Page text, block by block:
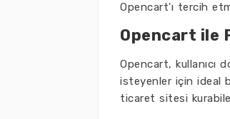
Opencart'ı tercih
Opencart ile
Opencart,
isteyenler için ideal
ticaret sitesi